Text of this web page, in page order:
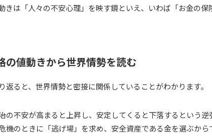
きは「人々の不安心理」を映す鏡といえ、いわば「お金の保
の値動きから世界情勢を読む
返ると、世界情勢と密接に関係していることがわかります。
の不安が高まると上昇し、安定してくると下落するという
機のときに「逃げ場」を求め、安全資産である金を選ぶから